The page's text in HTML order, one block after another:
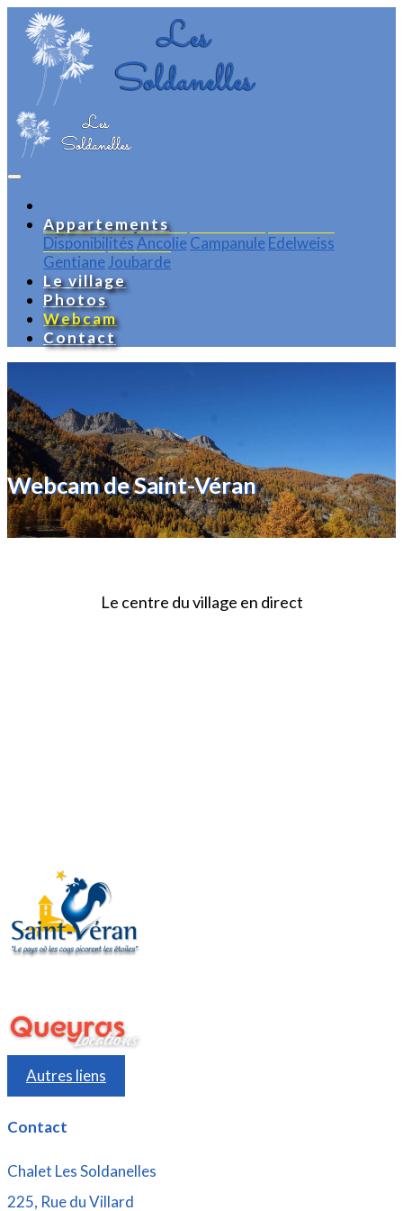
Appartements
DisponibilitésAncolieCampanuleEdelweiss
Gentiane Joubarde
Le village
Photos
Webcam
Contact
Webcam de Saint-Véran
Le centre du village en direct
Autres liens
Contact
Chalet Les Soldanelles
225, Rue du Villard